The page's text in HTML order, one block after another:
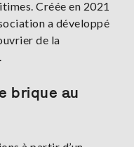
Créée en 2021
a développé
de la
brique au